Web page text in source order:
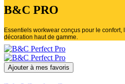
B&C PRO
Essentiels workwear conçus pour le
décoration haut de gamme.
Ajouter à mes favoris